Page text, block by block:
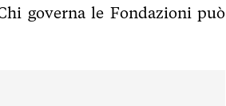
governa le Fondazioni può